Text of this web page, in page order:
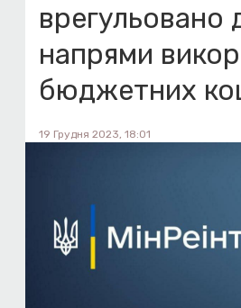
врегульовано
напрями
бюджетних
19 Грудня 2023, 18:01